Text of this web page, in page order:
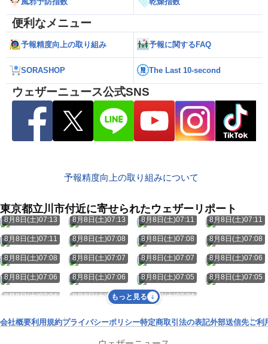
便利なメニュー
予報精度向上の取り組み 予報に関するFAQ
SORASHOP The Last 10-second
ウェザーニュース公式SNS
予報精度向上の取り組みについて
東京都立川市付近に寄せられたウェザーリポート
8月8日(土)07:13 8月8日(土)07:13 8月8日(土)07:11 8月8日(土)07:11
8月8日(土)07:11 8月8日(土)07:08 8月8日(土)07:08 8月8日(土)07:08
8月8日(土)07:08 8月8日(土)07:07 8月8日(土)07:07 8月8日(土)07:06
8月8日(土)07:06 8月8日(土)07:06 8月8日(土)07:05 8月8日(土)07:05
8月8日(土)07:04 8月8日(土)07:04 8月8日(土)07:04
もっと見る
会社概要利用規約プライバシーポリシー特定商取引法の表記外部送信先ご利